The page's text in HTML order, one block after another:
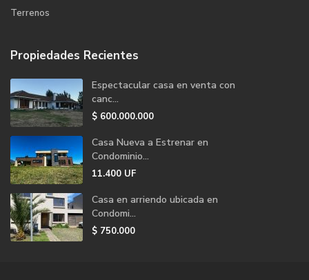
Terrenos
Propiedades Recientes
Espectacular casa en venta con
canc...
$ 600.000.000
Casa Nueva a Estrenar en
Condominio...
11.400 UF
Casa en arriendo ubicada en
Condomi...
$ 750.000